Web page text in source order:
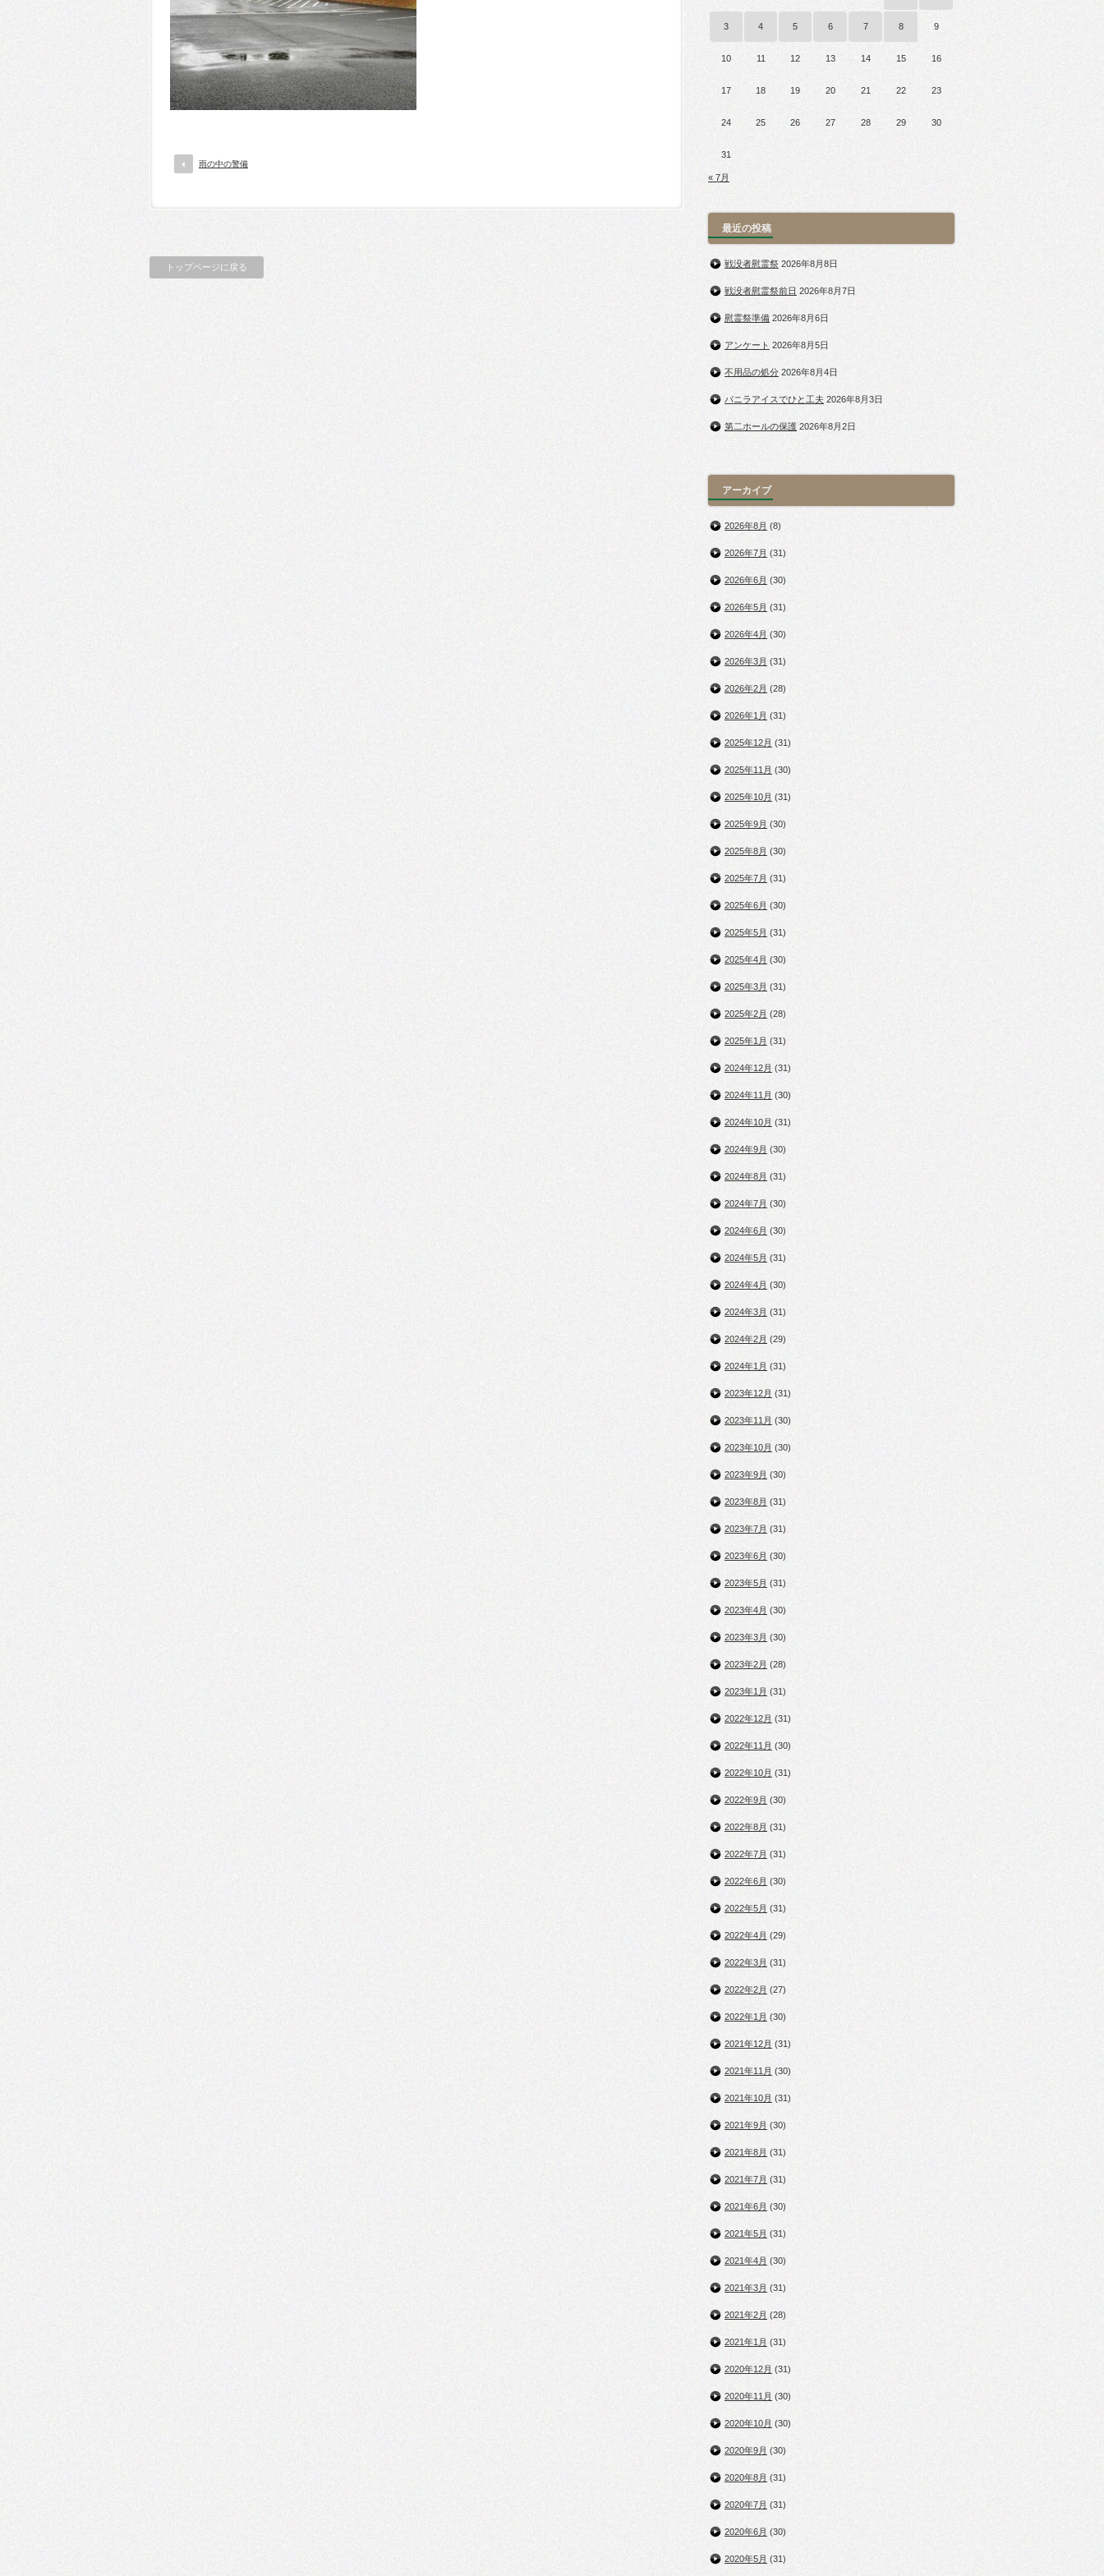
雨の中の警備
トップページに戻る
3 4 5 6 7 8 9
10 11 12 13 14 15 16
17 18 19 20 21 22 23
24 25 26 27 28 29 30
31
« 7月
最近の投稿
戦没者慰霊祭 2026年8月8日
戦没者慰霊祭前日 2026年8月7日
慰霊祭準備 2026年8月6日
アンケート 2026年8月5日
不用品の処分 2026年8月4日
バニラアイスでひと工夫 2026年8月3日
第二ホールの保護 2026年8月2日
アーカイブ
2026年8月 (8)
2026年7月 (31)
2026年6月 (30)
2026年5月 (31)
2026年4月 (30)
2026年3月 (31)
2026年2月 (28)
2026年1月 (31)
2025年12月 (31)
2025年11月 (30)
2025年10月 (31)
2025年9月 (30)
2025年8月 (30)
2025年7月 (31)
2025年6月 (30)
2025年5月 (31)
2025年4月 (30)
2025年3月 (31)
2025年2月 (28)
2025年1月 (31)
2024年12月 (31)
2024年11月 (30)
2024年10月 (31)
2024年9月 (30)
2024年8月 (31)
2024年7月 (30)
2024年6月 (30)
2024年5月 (31)
2024年4月 (30)
2024年3月 (31)
2024年2月 (29)
2024年1月 (31)
2023年12月 (31)
2023年11月 (30)
2023年10月 (30)
2023年9月 (30)
2023年8月 (31)
2023年7月 (31)
2023年6月 (30)
2023年5月 (31)
2023年4月 (30)
2023年3月 (30)
2023年2月 (28)
2023年1月 (31)
2022年12月 (31)
2022年11月 (30)
2022年10月 (31)
2022年9月 (30)
2022年8月 (31)
2022年7月 (31)
2022年6月 (30)
2022年5月 (31)
2022年4月 (29)
2022年3月 (31)
2022年2月 (27)
2022年1月 (30)
2021年12月 (31)
2021年11月 (30)
2021年10月 (31)
2021年9月 (30)
2021年8月 (31)
2021年7月 (31)
2021年6月 (30)
2021年5月 (31)
2021年4月 (30)
2021年3月 (31)
2021年2月 (28)
2021年1月 (31)
2020年12月 (31)
2020年11月 (30)
2020年10月 (30)
2020年9月 (30)
2020年8月 (31)
2020年7月 (31)
2020年6月 (30)
2020年5月 (31)